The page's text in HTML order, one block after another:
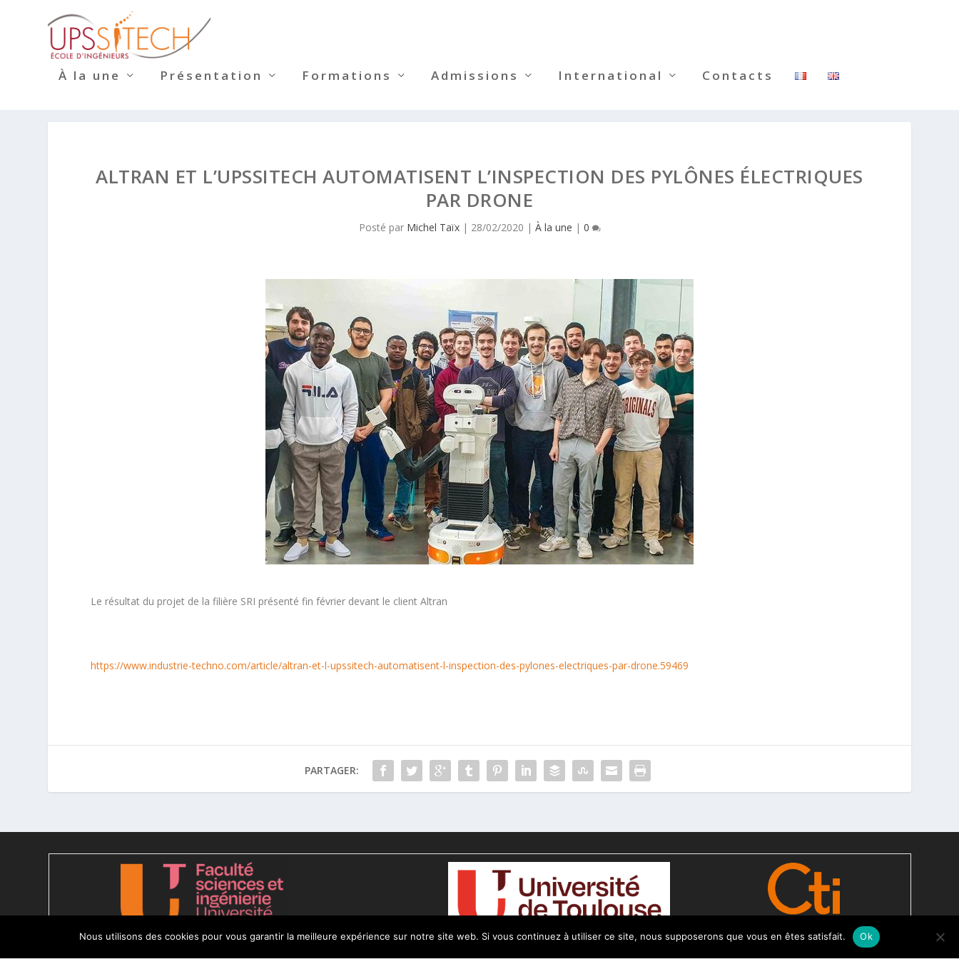
À la une Présentation Formations Admissions International Contacts
ALTRAN ET L’UPSSITECH AUTOMATISENT L’INSPECTION DES PYLÔNES ÉLECTRIQUES
PAR DRONE
Posté par Michel Taïx| 28/02/2020 | À la une | 0
Le résultat du projet de la filière SRI présenté fin février devant le client Altran
https://www.industrie-techno.com/article/altran-et-l-upssitech-automatisent-l-inspection-des-pylones-electriques-par-drone.59469
PARTAGER:
Nous utilisons des cookies pour vous garantir la meilleure expérience sur notre site web. Si vous continuez à utiliser ce site, nous supposerons que vous en êtes satisfait. Ok